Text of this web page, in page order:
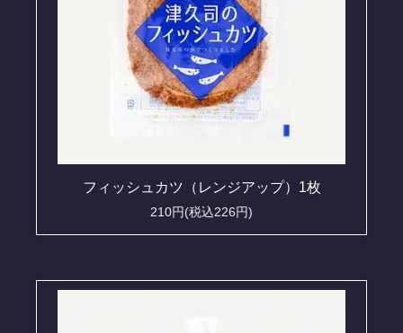
フィッシュカツ（レンジアップ）1枚
210円(税込226円)